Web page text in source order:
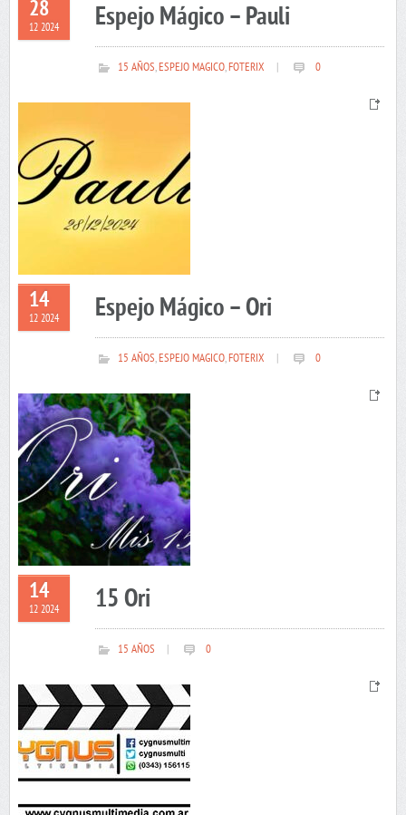
28
12 2024 Espejo Mágico – Pauli
15 AÑOS,ESPEJO MAGICO,FOTERIX 0
14
12 2024 Espejo Mágico – Ori
15 AÑOS,ESPEJO MAGICO,FOTERIX 0
14
12 2024 15 Ori
15 AÑOS 0